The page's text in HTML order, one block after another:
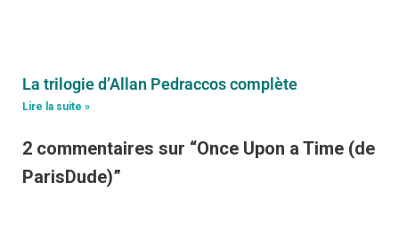
La trilogie d’Allan Pedraccos complète
Lire la suite »
2 commentaires sur “Once Upon a Time (de
ParisDude)”